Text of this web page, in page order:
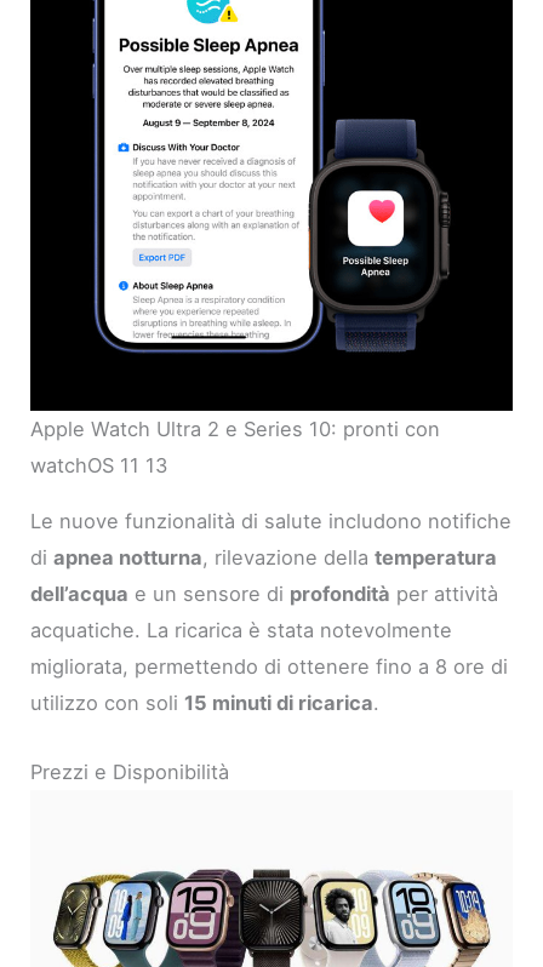
Apple Watch Ultra 2 e Series 10: pronti con
watchOS 11 13
Le nuove funzionalità di salute includono notifiche
diapnea notturna, rilevazione dellatemperatura
dell’acqua e un sensore di profondità per attività
acquatiche. La ricarica è stata notevolmente
migliorata, permettendo di ottenere fino a 8 ore di
utilizzo con soli 15 minuti di ricarica.
Prezzi e Disponibilità